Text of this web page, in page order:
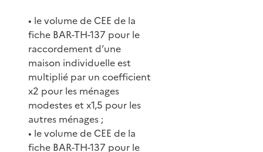
• le volume de CEE de la
fiche BAR-TH-137 pour le
raccordement d’une
maison individuelle est
multiplié par un coefficient
x2 pour les ménages
modestes et x1,5 pour les
autres ménages ;
• le volume de CEE de la
fiche BAR-TH-137 pour le